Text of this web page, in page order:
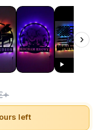
›
left